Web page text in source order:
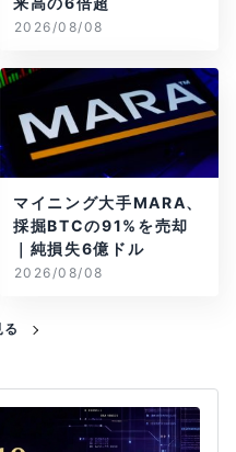
2026/08/08
マイニング大手MARA、
採掘BTCの91%を売却
｜純損失6億ドル
2026/08/08
る